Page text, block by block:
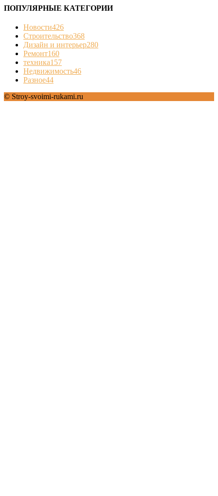
ПОПУЛЯРНЫЕ КАТЕГОРИИ
Новости426
Строительство368
Дизайн и интерьер280
Ремонт160
техника157
Недвижимость46
Разное44
© Stroy-svoimi-rukami.ru